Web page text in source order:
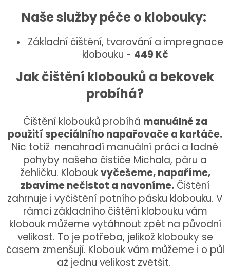
Naše služby péče o klobouky:
Základní čištění, tvarování a impregnace
klobouku - 449 Kč
Jak čištění klobouků a bekovek
probíhá?
Čištění klobouků probíhá manuálně za
použití speciálního napařovače a kartáče.
Nic totiž nenahradí manuální práci a ladné
pohyby našeho čističe Michala, páru a
žehličku. Kloboukvyčešeme, napaříme,
zbavíme nečistot a navoníme. Čištění
zahrnuje i vyčištění potního pásku klobouku. V
rámci základního čištění klobouku vám
klobouk můžeme vytáhnout zpět na původní
velikost. To je potřeba, jelikož klobouky se
časem zmenšují. Klobouk vám můžeme i o půl
až jednu velikost zvětšit.